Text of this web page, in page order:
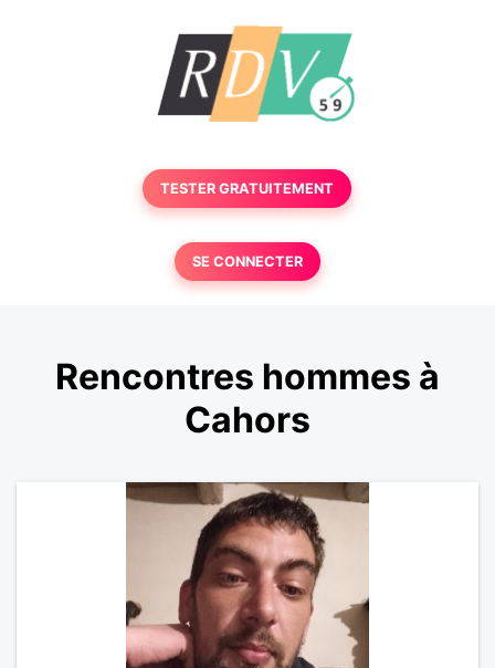
TESTER GRATUITEMENT
SE CONNECTER
Rencontres hommes à
Cahors